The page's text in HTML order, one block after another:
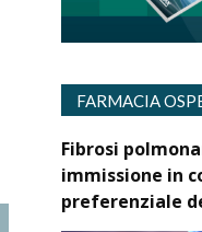
FARMACIA
Fibrosi
immissione in
preferenziale